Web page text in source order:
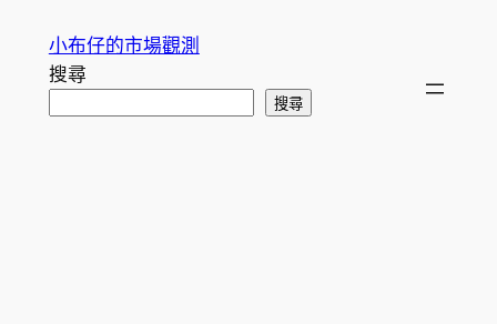
小布仔的市場觀測
搜尋
搜尋